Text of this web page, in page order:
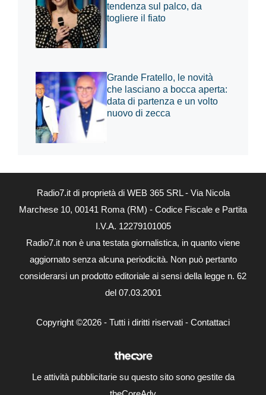
tendenza sul palco, da
togliere il fiato
Grande Fratello, le novità
che lasciano a bocca aperta:
data di partenza e un volto
nuovo di zecca
Radio7.it di proprietà di WEB 365 SRL - Via Nicola
Marchese 10, 00141 Roma (RM) - Codice Fiscale e Partita
I.V.A. 12279101005
Radio7.it non è una testata giornalistica, in quanto viene
aggiornato senza alcuna periodicità. Non può pertanto
considerarsi un prodotto editoriale ai sensi della legge n. 62
del 07.03.2001
Copyright ©2026 - Tutti i diritti riservati - Contattaci
Le attività pubblicitarie su questo sito sono gestite da